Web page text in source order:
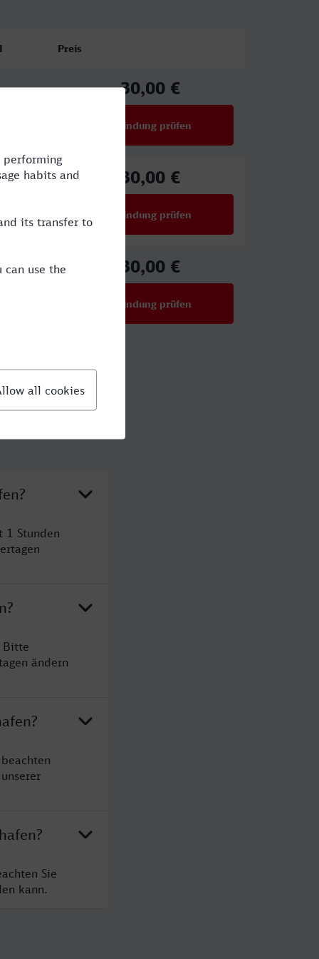
Preis
ab30,00 €
Verbindung prüfen
30,00 €
Verbindung prüfen
30,00 €
Verbindung prüfen
1 Stunden
Bitte
ändern
Sie
kann.